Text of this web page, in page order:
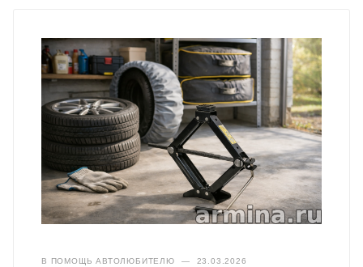
В ПОМОЩЬ АВТОЛЮБИТЕЛЮ — 23.03.2026